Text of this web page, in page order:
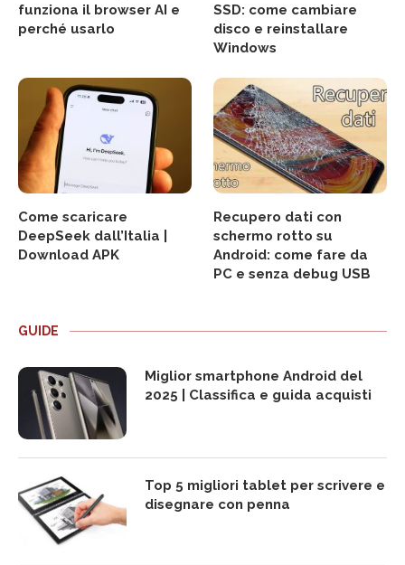
funziona il browser AI e
perché usarlo
SSD: come cambiare
disco e reinstallare
Windows
Come scaricare
DeepSeek dall’Italia |
Download APK
Recupero dati con
schermo rotto su
Android: come fare da
PC e senza debug USB
GUIDE
Miglior smartphone Android del
2025 | Classifica e guida acquisti
Top 5 migliori tablet per scrivere e
disegnare con penna